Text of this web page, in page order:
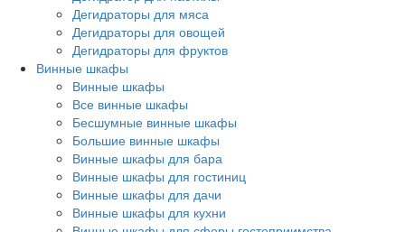
Дегидраторы для мяса
Дегидраторы для овощей
Дегидраторы для фруктов
Винные шкафы
Винные шкафы
Все винные шкафы
Бесшумные винные шкафы
Большие винные шкафы
Винные шкафы для бара
Винные шкафы для гостиниц
Винные шкафы для дачи
Винные шкафы для кухни